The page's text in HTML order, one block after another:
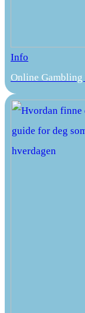
Info
Online